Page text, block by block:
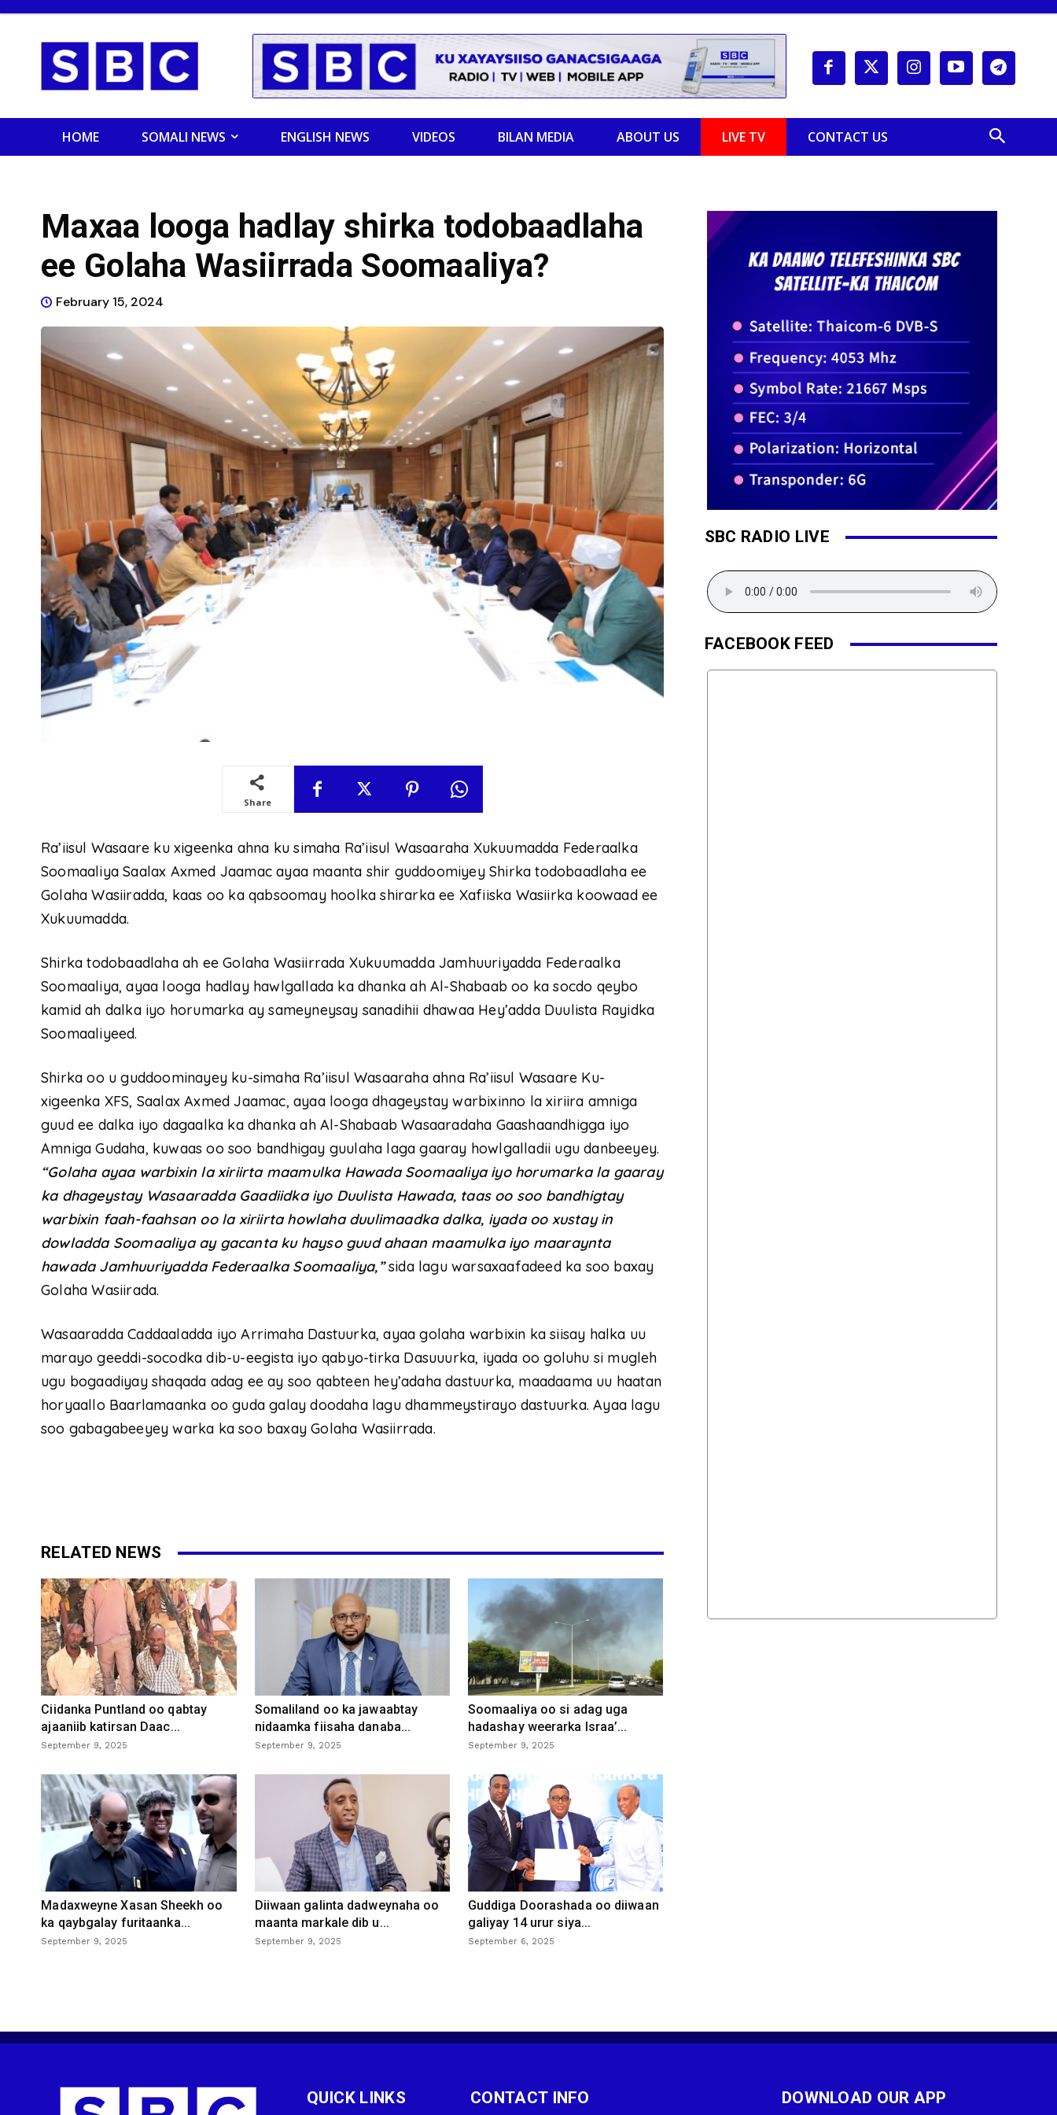
HOME SOMALI NEWS ENGLISH NEWS VIDEOS BILAN MEDIA ABOUT US LIVE TV CONTACT US
Maxaa looga hadlay shirka todobaadlaha
ee Golaha Wasiirrada Soomaaliya?
February 15, 2024
Share
Ra’iisul Wasaare ku xigeenka ahna ku simaha Ra’iisul Wasaaraha Xukuumadda Federaalka
Soomaaliya Saalax Axmed Jaamac ayaa maanta shir guddoomiyey Shirka todobaadlaha ee
Golaha Wasiiradda, kaas oo ka qabsoomay hoolka shirarka ee Xafiiska Wasiirka koowaad ee
Xukuumadda.
Shirka todobaadlaha ah ee Golaha Wasiirrada Xukuumadda Jamhuuriyadda Federaalka
Soomaaliya, ayaa looga hadlay hawlgallada ka dhanka ah Al-Shabaab oo ka socdo qeybo
kamid ah dalka iyo horumarka ay sameyneysay sanadihii dhawaa Hey’adda Duulista Rayidka
Soomaaliyeed.
Shirka oo u guddoominayey ku-simaha Ra’iisul Wasaaraha ahna Ra’iisul Wasaare Ku-
xigeenka XFS, Saalax Axmed Jaamac, ayaa looga dhageystay warbixinno la xiriira amniga
guud ee dalka iyo dagaalka ka dhanka ah Al-Shabaab Wasaaradaha Gaashaandhigga iyo
Amniga Gudaha, kuwaas oo soo bandhigay guulaha laga gaaray howlgalladii ugu danbeeyey.
“Golaha ayaa warbixin la xiriirta maamulka Hawada Soomaaliya iyo horumarka la gaaray
ka dhageystay Wasaaradda Gaadiidka iyo Duulista Hawada, taas oo soo bandhigtay
warbixin faah-faahsan oo la xiriirta howlaha duulimaadka dalka, iyada oo xustay in
dowladda Soomaaliya ay gacanta ku hayso guud ahaan maamulka iyo maaraynta
hawada Jamhuuriyadda Federaalka Soomaaliya,”sida lagu warsaxaafadeed ka soo baxay
Golaha Wasiirada.
Wasaaradda Caddaaladda iyo Arrimaha Dastuurka, ayaa golaha warbixin ka siisay halka uu
marayo geeddi-socodka dib-u-eegista iyo qabyo-tirka Dasuuurka, iyada oo goluhu si mugleh
ugu bogaadiyay shaqada adag ee ay soo qabteen hey’adaha dastuurka, maadaama uu haatan
horyaallo Baarlamaanka oo guda galay doodaha lagu dhammeystirayo dastuurka. Ayaa lagu
soo gabagabeeyey warka ka soo baxay Golaha Wasiirrada.
RELATED NEWS
Ciidanka Puntland oo qabtay
ajaaniib katirsan Daac...
September 9, 2025
Somaliland oo ka jawaabtay
nidaamka fiisaha danaba...
September 9, 2025
Soomaaliya oo si adag uga
hadashay weerarka Israa’...
September 9, 2025
Madaxweyne Xasan Sheekh oo
ka qaybgalay furitaanka...
September 9, 2025
Diiwaan galinta dadweynaha oo
maanta markale dib u...
September 9, 2025
Guddiga Doorashada oo diiwaan
galiyay 14 urur siya...
September 6, 2025
SBC RADIO LIVE
FACEBOOK FEED
QUICK LINKS CONTACT INFO DOWNLOAD OUR APP